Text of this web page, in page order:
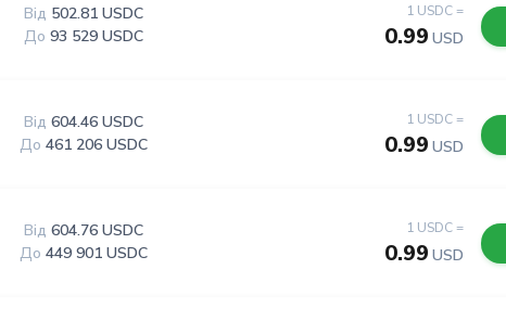
1 USDC =
0.99 USD
Від 502.81 USDC
До 93 529 USDC
1 USDC =
0.99 USD
Від 604.46 USDC
До 461 206 USDC
1 USDC =
0.99 USD
Від 604.76 USDC
До 449 901 USDC